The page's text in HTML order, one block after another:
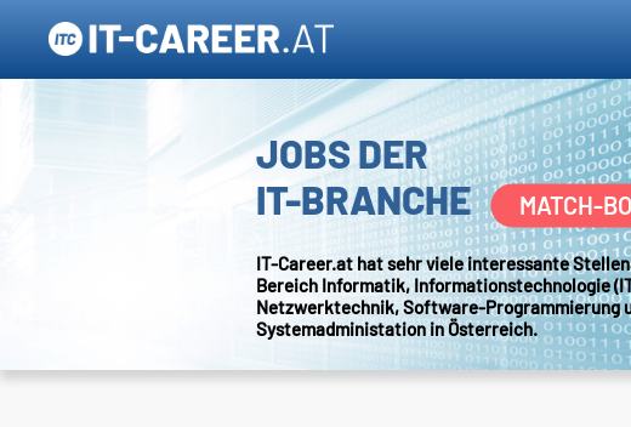
JOBS DER
IT-BRANCHE
MATCH-
IT-Career.at hat sehr viele interessante
Bereich Informatik, Informationstechnologie
Netzwerktechnik, Software-Programmierung
Systemadministation in Österreich.